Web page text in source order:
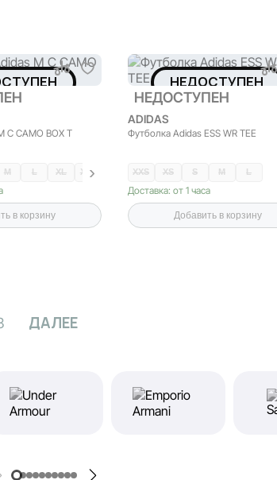
C CAMO BOX T
M L XL XXL
в корзину
НЕДОСТУПЕН
НЕДОСТУПЕН
ADIDAS
Футболка Adidas ESS WR TEE
XXS XS S M L
Доставка: от 1 часа
Добавить в корзину
ДАЛЕЕ